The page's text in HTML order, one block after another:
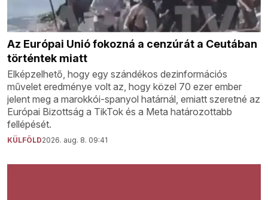
Az Európai Unió fokozná a cenzúrát a Ceutában
történtek miatt
Elképzelhető, hogy egy szándékos dezinformációs
művelet eredménye volt az, hogy közel 70 ezer ember
jelent meg a marokkói-spanyol határnál, emiatt szeretné az
Európai Bizottság a TikTok és a Meta határozottabb
fellépését.
KÜLFÖLD2026. aug. 8. 09:41